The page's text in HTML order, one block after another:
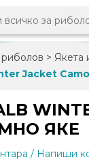
> Якета
Jacket
ЯКЕ
/ Напиши